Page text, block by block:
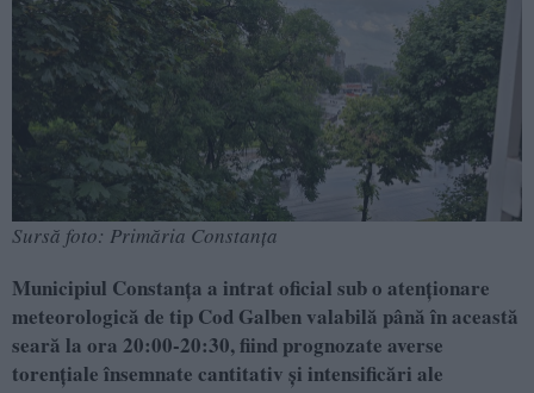
Sursă foto: Primăria Constanța
Municipiul Constanța a intrat oficial sub o atenționare
meteorologică de tip Cod Galben valabilă până în această
seară la ora 20:00-20:30, fiind prognozate averse
torențiale însemnate cantitativ și intensificări ale